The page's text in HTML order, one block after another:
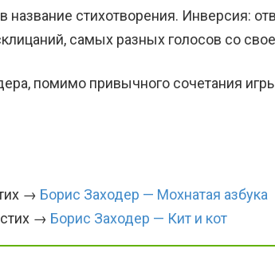
стихотворения. Инверсия:
самых разных голосов со
помимо привычного сочетания
→ Борис Заходер — Мохнатая азбука
→ Борис Заходер — Кит и кот